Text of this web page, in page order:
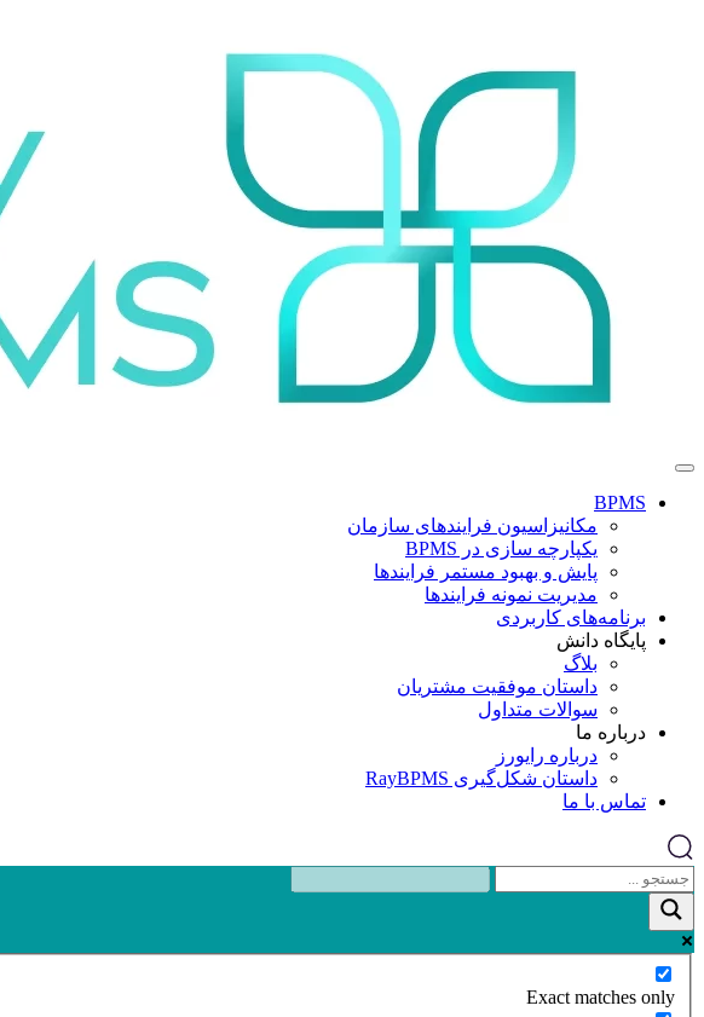
BPMS
مکانیزاسیون فرایندهای سازمان
یکپارچه‌ سازی در BPMS
پایش و بهبود مستمر فرایندها
مدیریت نمونه فرایندها
برنامه‌های کاربردی
پایگاه دانش
بلاگ
داستان موفقیت مشتریان
سوالات متداول
درباره ما
درباره رایورز
داستان شکل‌گیری RayBPMS
تماس با ما
Exact matches only